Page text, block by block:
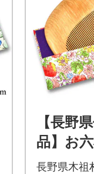
【長野
品】お
(約
長野県木祖